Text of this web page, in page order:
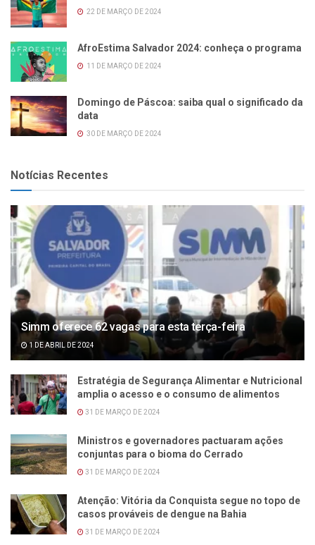
22 DE MARÇO DE 2024
AfroEstima Salvador 2024: conheça o programa
11 DE MARÇO DE 2024
Domingo de Páscoa: saiba qual o significado da
data
30 DE MARÇO DE 2024
Notícias Recentes
Simm oferece 62 vagas para esta terça-feira
1 DE ABRIL DE 2024
Estratégia de Segurança Alimentar e Nutricional
amplia o acesso e o consumo de alimentos
31 DE MARÇO DE 2024
Ministros e governadores pactuaram ações
conjuntas para o bioma do Cerrado
31 DE MARÇO DE 2024
Atenção: Vitória da Conquista segue no topo de
casos prováveis de dengue na Bahia
31 DE MARÇO DE 2024